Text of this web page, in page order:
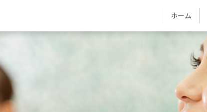
ホーム